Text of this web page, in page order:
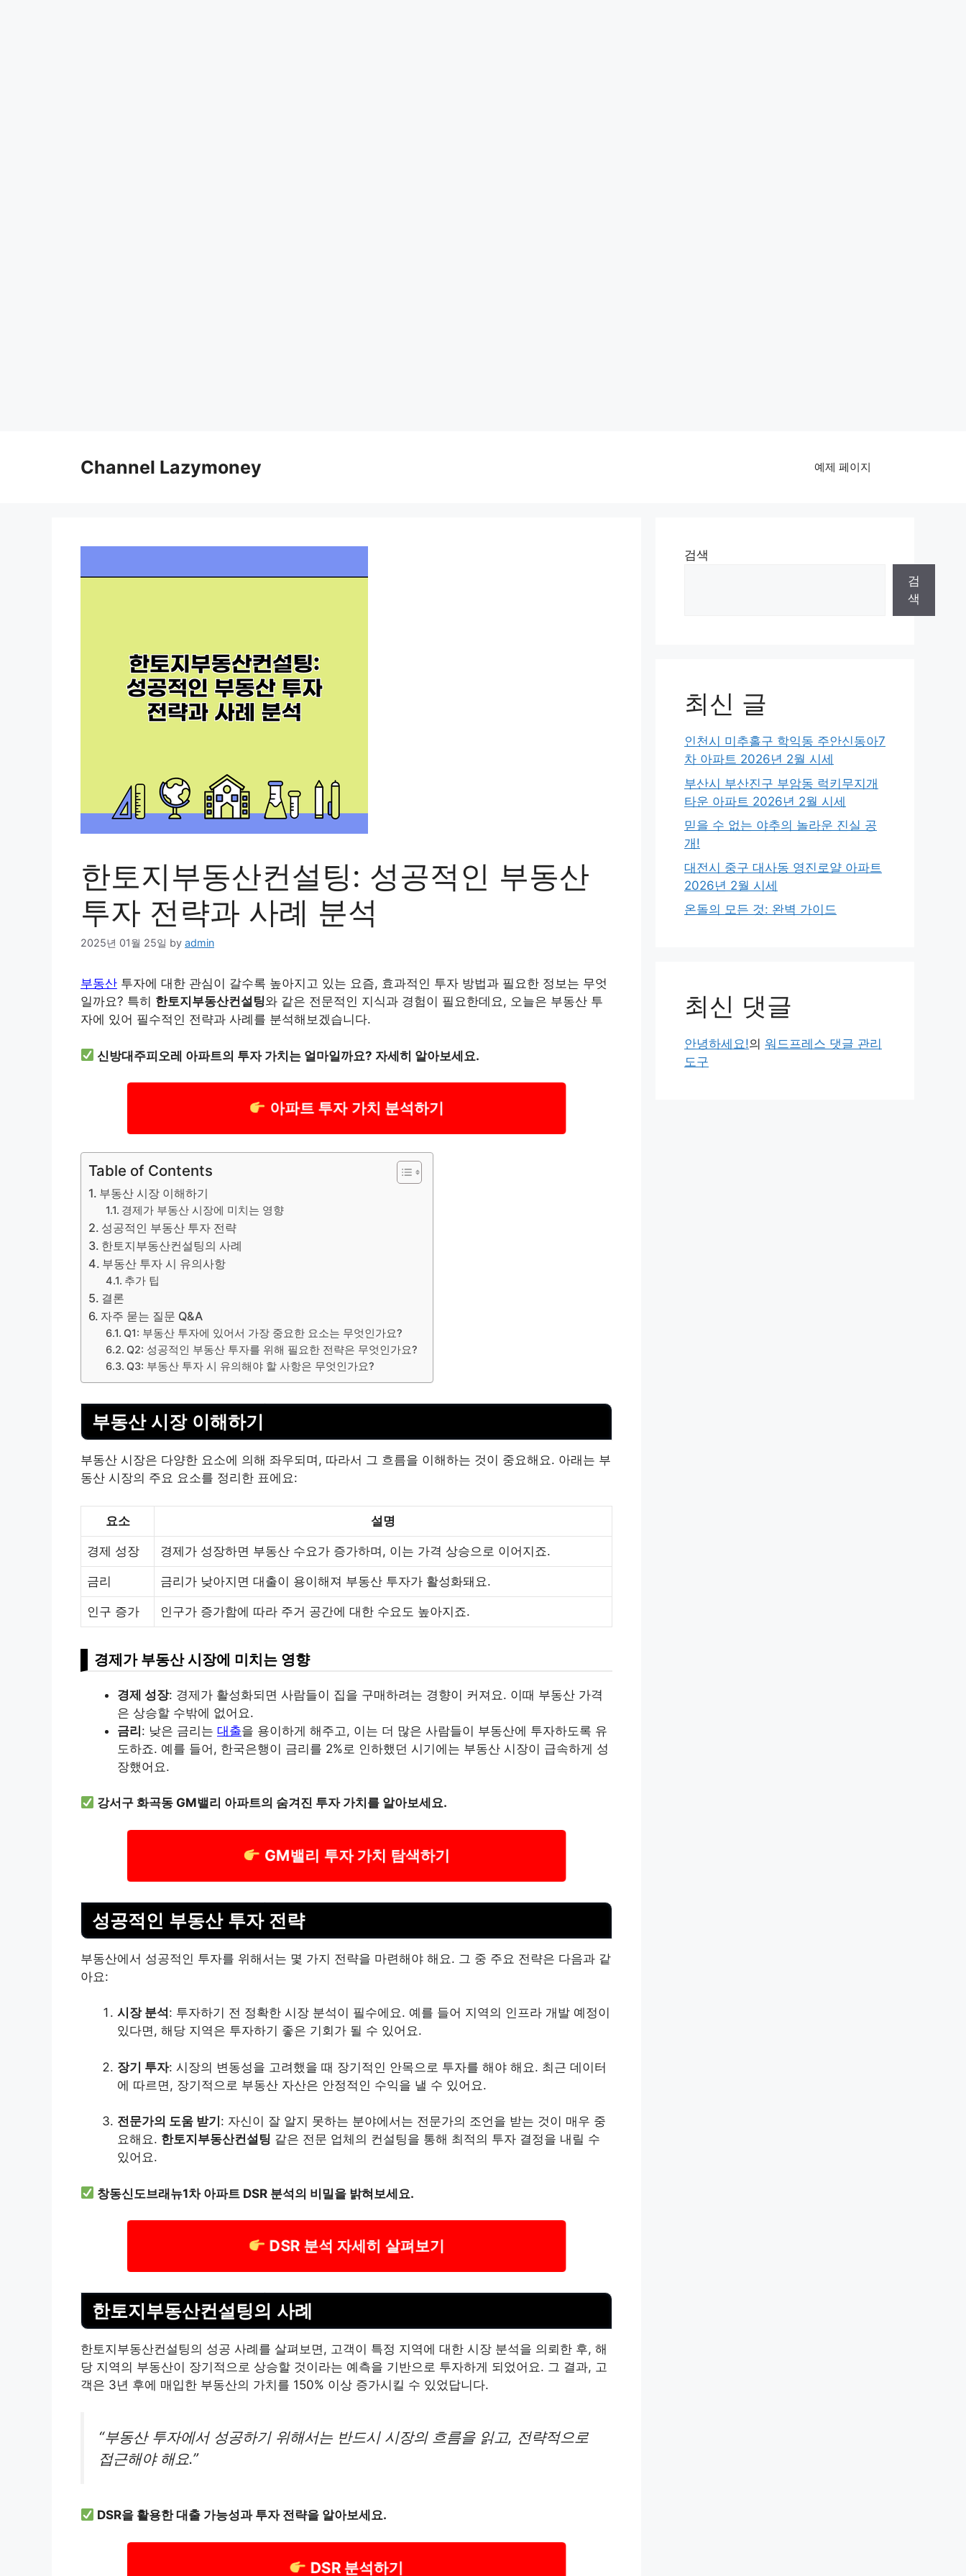
Channel Lazymoney 예제 페이지
한토지부동산컨설팅: 성공적인 부동산
투자 전략과 사례 분석
2025년 01월 25일 by admin
부동산 투자에 대한 관심이 갈수록 높아지고 있는 요즘, 효과적인 투자 방법과 필요한 정보는 무엇
일까요? 특히 한토지부동산컨설팅와 같은 전문적인 지식과 경험이 필요한데요, 오늘은 부동산 투
자에 있어 필수적인 전략과 사례를 분석해보겠습니다.
신방대주피오레 아파트의 투자 가치는 얼마일까요? 자세히 알아보세요.
아파트 투자 가치 분석하기
Table of Contents
부동산 시장 이해하기
경제가 부동산 시장에 미치는 영향
성공적인 부동산 투자 전략
한토지부동산컨설팅의 사례
부동산 투자 시 유의사항
추가 팁
결론
자주 묻는 질문 Q&A
Q1: 부동산 투자에 있어서 가장 중요한 요소는 무엇인가요?
Q2: 성공적인 부동산 투자를 위해 필요한 전략은 무엇인가요?
Q3: 부동산 투자 시 유의해야 할 사항은 무엇인가요?
부동산 시장 이해하기
부동산 시장은 다양한 요소에 의해 좌우되며, 따라서 그 흐름을 이해하는 것이 중요해요. 아래는 부
동산 시장의 주요 요소를 정리한 표에요:
요소 설명
경제 성장 경제가 성장하면 부동산 수요가 증가하며, 이는 가격 상승으로 이어지죠.
금리 금리가 낮아지면 대출이 용이해져 부동산 투자가 활성화돼요.
인구 증가 인구가 증가함에 따라 주거 공간에 대한 수요도 높아지죠.
경제가 부동산 시장에 미치는 영향
경제 성장: 경제가 활성화되면 사람들이 집을 구매하려는 경향이 커져요. 이때 부동산 가격
은 상승할 수밖에 없어요.
금리: 낮은 금리는 대출을 용이하게 해주고, 이는 더 많은 사람들이 부동산에 투자하도록 유
도하죠. 예를 들어, 한국은행이 금리를 2%로 인하했던 시기에는 부동산 시장이 급속하게 성
장했어요.
강서구 화곡동 GM밸리 아파트의 숨겨진 투자 가치를 알아보세요.
GM밸리 투자 가치 탐색하기
성공적인 부동산 투자 전략
부동산에서 성공적인 투자를 위해서는 몇 가지 전략을 마련해야 해요. 그 중 주요 전략은 다음과 같
아요:
시장 분석 : 투자하기 전 정확한 시장 분석이 필수에요. 예를 들어 지역의 인프라 개발 예정이
있다면, 해당 지역은 투자하기 좋은 기회가 될 수 있어요.
장기 투자: 시장의 변동성을 고려했을 때 장기적인 안목으로 투자를 해야 해요. 최근 데이터
에 따르면, 장기적으로 부동산 자산은 안정적인 수익을 낼 수 있어요.
전문가의 도움 받기 : 자신이 잘 알지 못하는 분야에서는 전문가의 조언을 받는 것이 매우 중
요해요. 한토지부동산컨설팅 같은 전문 업체의 컨설팅을 통해 최적의 투자 결정을 내릴 수
있어요.
창동신도브래뉴1차 아파트 DSR 분석의 비밀을 밝혀보세요.
DSR 분석 자세히 살펴보기
한토지부동산컨설팅의 사례
한토지부동산컨설팅의 성공 사례를 살펴보면, 고객이 특정 지역에 대한 시장 분석을 의뢰한 후, 해
당 지역의 부동산이 장기적으로 상승할 것이라는 예측을 기반으로 투자하게 되었어요. 그 결과, 고
객은 3년 후에 매입한 부동산의 가치를 150% 이상 증가시킬 수 있었답니다.
“부동산 투자에서 성공하기 위해서는 반드시 시장의 흐름을 읽고, 전략적으로
접근해야 해요.”
DSR을 활용한 대출 가능성과 투자 전략을 알아보세요.
DSR 분석하기
검색
검
색
최신 글
인천시 미추홀구 학익동 주안신동아7
차 아파트 2026년 2월 시세
부산시 부산진구 부암동 럭키무지개
타운 아파트 2026년 2월 시세
믿을 수 없는 야추의 놀라운 진실 공
개!
대전시 중구 대사동 영진로얄 아파트
2026년 2월 시세
온돌의 모든 것: 완벽 가이드
최신 댓글
안녕하세요!의 워드프레스 댓글 관리
도구